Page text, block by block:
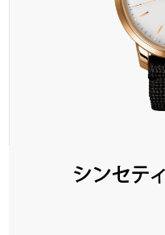
シンセテ